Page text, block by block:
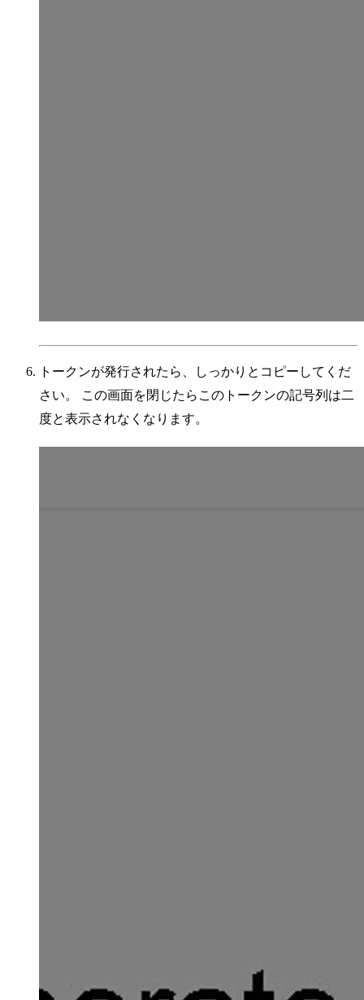
トークンが発行されたら、しっかりとコピーしてくだ
さい。 この画面を閉じたらこのトークンの記号列は二
度と表示されなくなります。